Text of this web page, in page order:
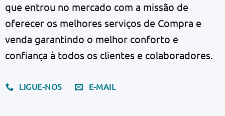
que entrou no mercado com a missão de
oferecer os melhores serviços de Compra e
venda garantindo o melhor conforto e
confiança à todos os clientes e colaboradores.
LIGUE-NOS E-MAIL